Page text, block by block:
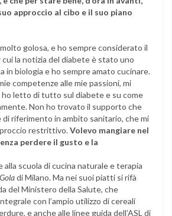
approccio al cibo e il suo piano
golosa, e ho sempre considerato il
cui la notizia del diabete è stato uno
in biologia e ho sempre amato cucinare.
competenze alle mie passioni, mi
letto di tutto sul diabete e su come
Non ho trovato il supporto che
di riferimento in ambito sanitario, che mi
restrittivo.Volevo mangiare nel
perdere il gusto e la
alla scuola di cucina naturale e terapia
di Milano. Ma nei suoi piatti si rifà
del Ministero della Salute, che
con l’ampio utilizzo di cereali
e anche alle linee guida dell’ASL di